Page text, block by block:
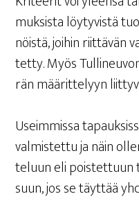
muk­sis­ta löy­ty­vis­tä
nöis­tä, joi­hin riit­tä­vän
tet­ty. Myös
rän mää­rit­te­lyyn
Useim­mis­sa
val­mis­tet­tu ja näin
te­luun eli
suun, jos se täyt­tää